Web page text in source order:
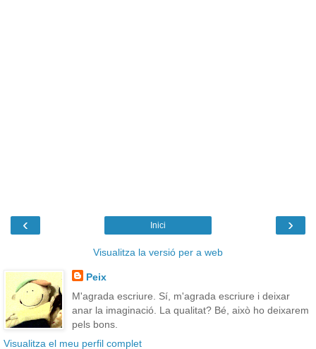
‹ ›
Inici
Visualitza la versió per a web
Peix
M'agrada escriure. Sí, m'agrada escriure i deixar
anar la imaginació. La qualitat? Bé, això ho deixarem
pels bons.
Visualitza el meu perfil complet